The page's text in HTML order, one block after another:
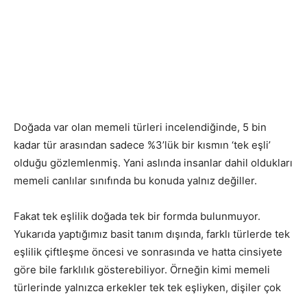
Doğada var olan memeli türleri incelendiğinde, 5 bin
kadar tür arasından sadece %3’lük bir kısmın ‘tek eşli’
olduğu gözlemlenmiş. Yani aslında insanlar dahil oldukları
memeli canlılar sınıfında bu konuda yalnız değiller.
Fakat tek eşlilik doğada tek bir formda bulunmuyor.
Yukarıda yaptığımız basit tanım dışında, farklı türlerde tek
eşlilik çiftleşme öncesi ve sonrasında ve hatta cinsiyete
göre bile farklılık gösterebiliyor. Örneğin kimi memeli
türlerinde yalnızca erkekler tek tek eşliyken, dişiler çok